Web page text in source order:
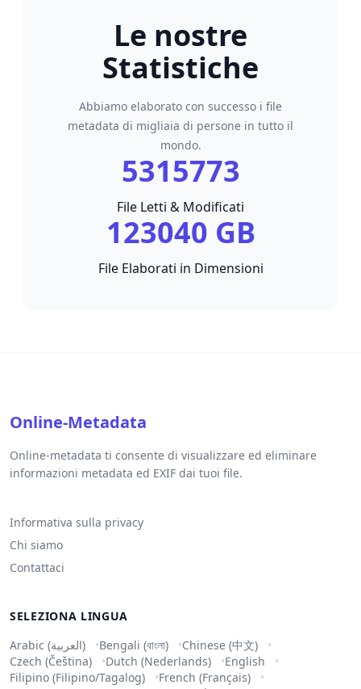
Le nostre
Statistiche
Abbiamo elaborato con successo i file
metadata di migliaia di persone in tutto il
mondo.
5315773
File Letti & Modificati
123040 GB
File Elaborati in Dimensioni
Online-Metadata
Online-metadata ti consente di visualizzare ed eliminare
informazioni metadata ed EXIF dai tuoi file.
Informativa sulla privacy
Chi siamo
Contattaci
SELEZIONA LINGUA
Arabic (العربية)
Bengali (বাংলা)
Chinese (中文)
Czech (Čeština)
Dutch (Nederlands)
English
Filipino (Filipino/Tagalog)
French (Français)